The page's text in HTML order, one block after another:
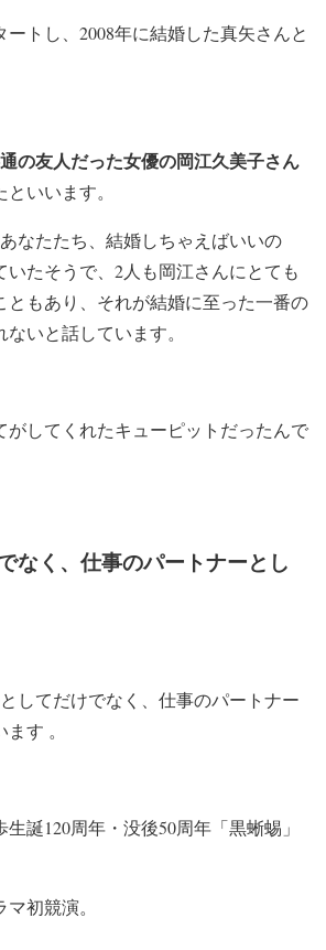
ートし、2008年に結婚した真矢さんと
の友人だった女優の岡江久美子さん
いいます。
なたたち、結婚しちゃえばいいの
いたそうで、2人も岡江さんにとても
ともあり、それが結婚に至った一番の
いと話しています。
がしてくれたキューピットだったんで
なく、仕事のパートナーとし
してだけでなく、仕事のパートナー
す 。
誕120周年・没後50周年「黒蜥蜴」
初競演。